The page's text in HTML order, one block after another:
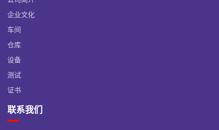
企业文化
车间
仓库
设备
测试
证书
联系我们